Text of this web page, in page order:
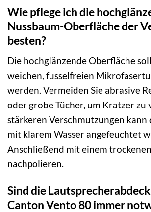
Wie pflege ich die
Nussbaum-Oberfläche der
besten?
Die hochglänzende Oberfläche
weichen, fusselfreien
werden. Vermeiden Sie abrasive
oder grobe Tücher, um Kratzer zu
stärkeren Verschmutzungen kann
mit klarem Wasser angefeuchtet
Anschließend mit einem
nachpolieren.
Sind die
Canton Vento 80 immer